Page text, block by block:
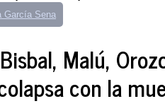
García Sena
Malú,
con la